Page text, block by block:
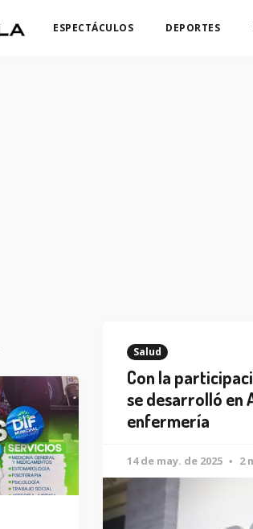
ESPECTÁCULOS DEPORTES
Salud
Con la
se desarrolló en
enfermería
14 de may. de 2025 2